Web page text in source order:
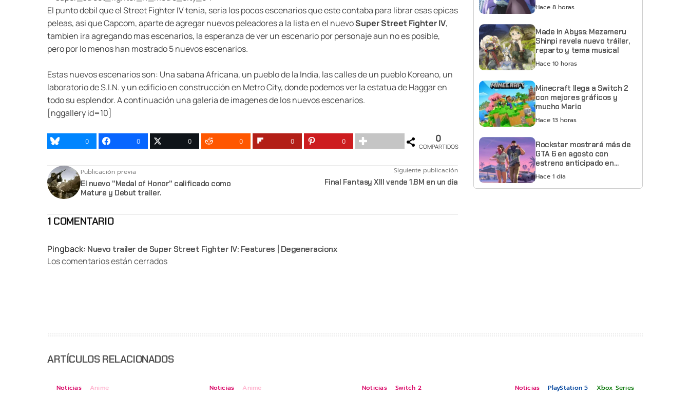
El punto debil que el Street Fighter IV tenia, seria los pocos escenarios que este contaba para librar esas epicas
peleas, asi que Capcom, aparte de agregar nuevos peleadores a la lista en el nuevoSuper Street Fighter IV,
tambien ira agregando mas escenarios, la esperanza de ver un escenario por personaje aun no es posible,
pero por lo menos han mostrado 5 nuevos escenarios.
Estas nuevos escenarios son: Una sabana Africana, un pueblo de la India, las calles de un pueblo Koreano, un
laboratorio de S.I.N. y un edificio en construcción en Metro City, donde podemos ver la estatua de Haggar en
todo su esplendor. A continuación una galeria de imagenes de los nuevos escenarios.
[nggallery id=10]
0 0 0 0 0 0 0
COMPARTIDOS
Publicación previa
El nuevo "Medal of Honor" calificado como
Mature y Debut trailer.
Siguiente publicación
Final Fantasy XIII vende 1.8M en un dia
1 COMENTARIO
Pingback: Nuevo trailer de Super Street Fighter IV: Features | Degeneracionx
Los comentarios están cerrados
Hace 8 horas
Made in Abyss: Mezameru
Shinpi revela nuevo tráiler,
reparto y tema musical
Hace 10 horas
Minecraft llega a Switch 2
con mejores gráficos y
mucho Mario
Hace 13 horas
Rockstar mostrará más de
GTA 6 en agosto con
estreno anticipado en
Netflix
Hace 1 día
ARTÍCULOS RELACIONADOS
Noticias Anime Noticias Anime Noticias Switch 2 Noticias PlayStation 5 Xbox Series